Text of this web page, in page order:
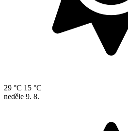
29 °C 15 °C
neděle 9. 8.